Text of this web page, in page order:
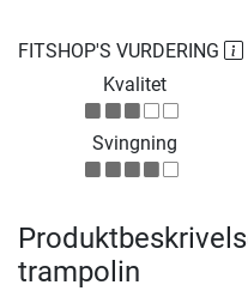
FITSHOP'S VURDERING
Kvalitet
Svingning
trampolin